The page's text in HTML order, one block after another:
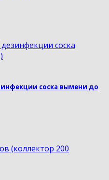
соска вымени до